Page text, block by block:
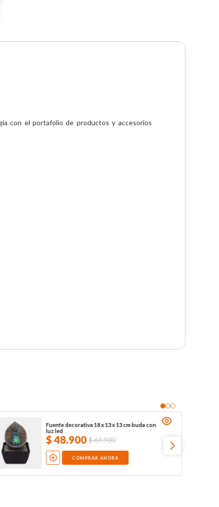
con el portafolio de productos y accesorios
Fuente decorativa 18 x 13 x 13 cm buda con
luz led
$48.900 $69.900
COMPRAR AHORA